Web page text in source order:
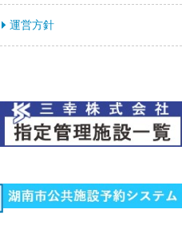
運営方針